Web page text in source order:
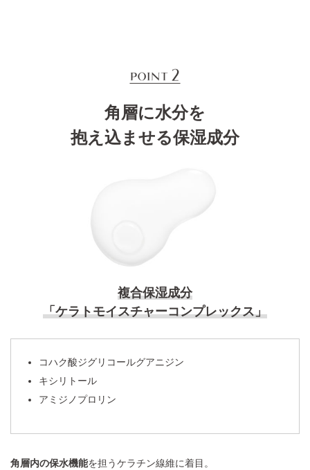
角層に水分を
抱え込ませる保湿成分
複合保湿成分
「ケラトモイスチャーコンプレックス」
コハク酸ジグリコールグアニジン
キシリトール
アミジノプロリン
角層内の保水機能を担うケラチン線維に着目。